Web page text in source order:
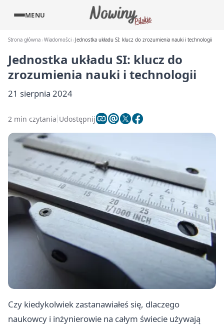
MENU
Strona główna Wiadomości Jednostka układu SI: klucz do zrozumienia nauki i technologii
Jednostka układu SI: klucz do
zrozumienia nauki i technologii
21 sierpnia 2024
2 min czytania Udostępnij
Czy kiedykolwiek zastanawiałeś się, dlaczego
naukowcy i inżynierowie na całym świecie używają